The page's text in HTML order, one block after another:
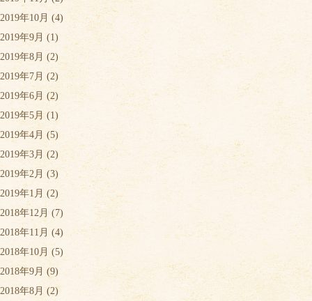
2019年10月 (4)
2019年9月 (1)
2019年8月 (2)
2019年7月 (2)
2019年6月 (2)
2019年5月(1)
2019年4月 (5)
2019年3月(2)
2019年2月 (3)
2019年1月 (2)
2018年12月 (7)
2018年11月 (4)
2018年10月 (5)
2018年9月 (9)
2018年8月(2)